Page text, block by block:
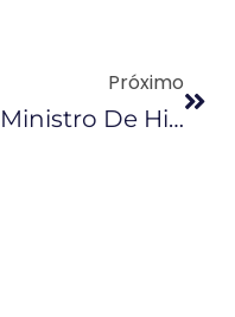
Próximo
Ministro De Hidrocarburos Continuará Políticas Del Sector